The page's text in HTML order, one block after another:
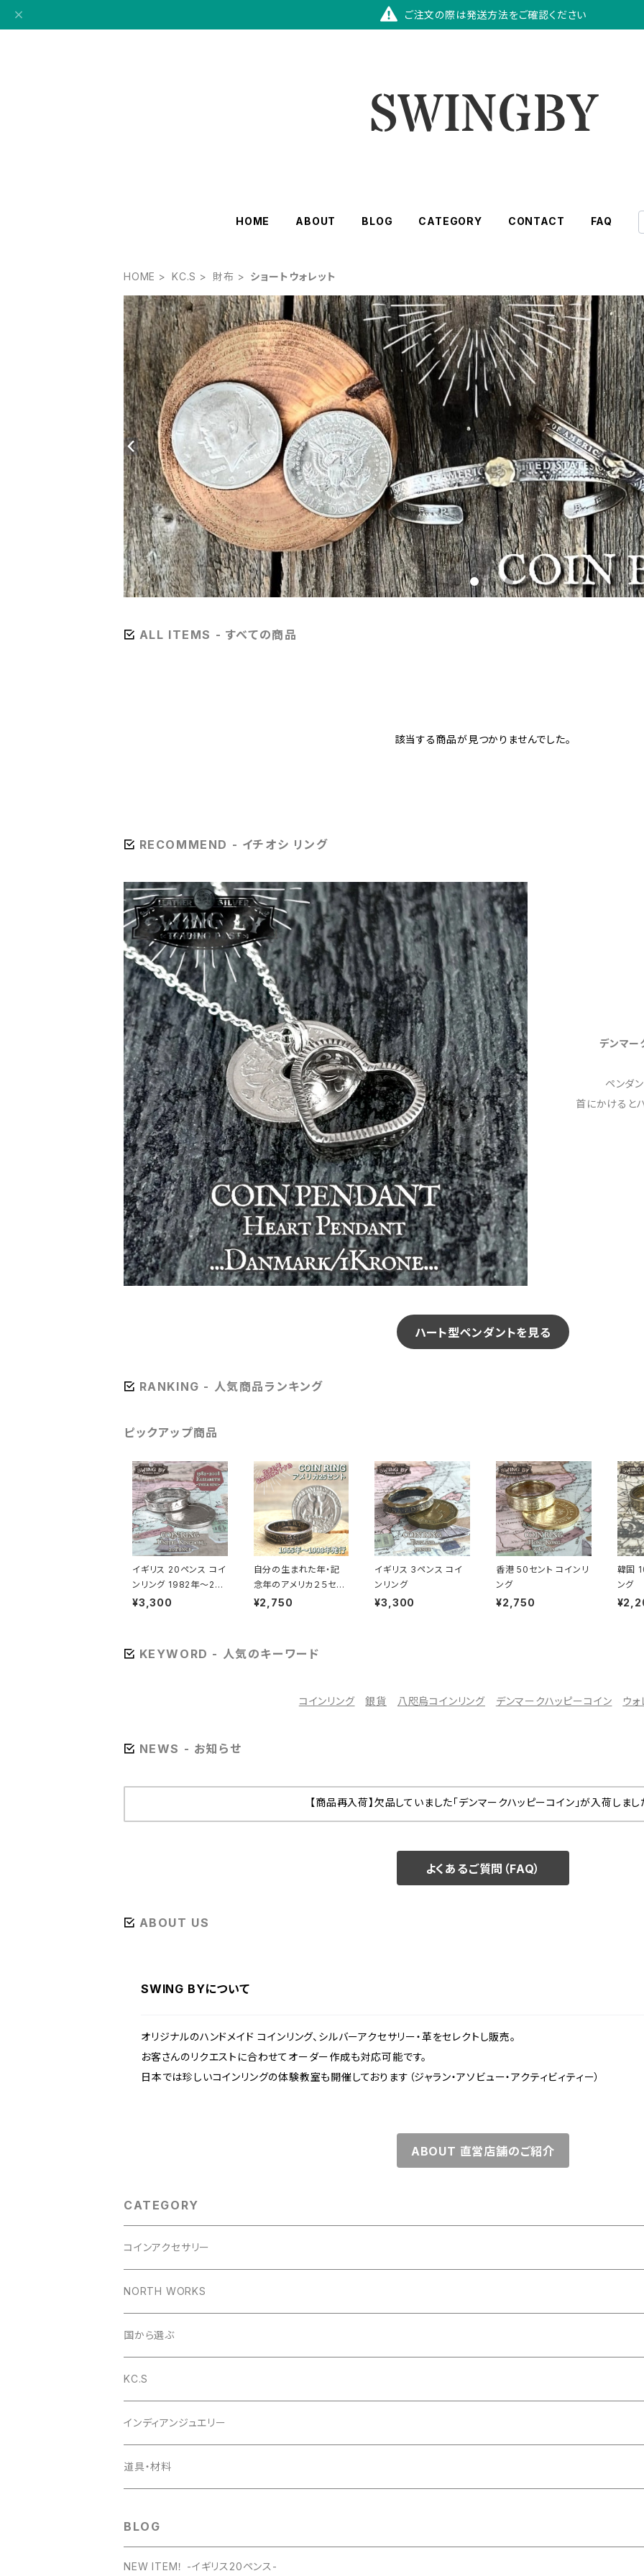
ご注文の際は発送方法をご確認ください
HOME ABOUT BLOG CATEGORY CONTACT FAQ
HOME KC.S 財布 ショートウォレット
ALL ITEMS - すべての商品
該当する商品が見つかりませんでした。
RECOMMEND - イチオシ リング
デンマー
ペンダ
首にかけると
ハート型ペンダントを見る
RANKING - 人気商品ランキング
ピックアップ商品
イギリス 20ペンス コイ
ンリング 1982年～200
8年/エリザベス面（リン
¥3,300
自分の生まれた年・記
念年のアメリカ２５セン
トで指輪をお作りします
¥2,750
イギリス 3ペンス コイ
ンリング
¥3,300
香港 50セント コインリ
ング
¥2,750
韓国
ング
KEYWORD - 人気のキーワード
コインリング 銀貨 八咫烏コインリング デンマークハッピーコイン ウォ
NEWS - お知らせ
【商品再入荷】欠品していました「デンマークハッピーコイン」が入荷しまし
よくあるご質問（FAQ）
ABOUT US
SWING BYについて
オリジナルのハンドメイド コインリング、シルバーアクセサリー・革をセレクトし販売。
お客さんのリクエストに合わせてオーダー作成も対応可能です。
日本では珍しいコインリングの体験教室も開催しております（ジャラン・アソビュー・アクティビィティー）
ABOUT 直営店舗のご紹介
CATEGORY
コインアクセサリー
コインリング
1953年
1954年
コインペンダント
1953年
1954年
コインバングル
1953年
1954年
コインガーディアンベル
コインの迷子札
NORTH WORKS
ペンダント
リング
バングル
ピアス
国から選ぶ
アメリカ
イギリス
デンマーク
KC.S
財布
ラウンドファスナー
ベーシックロングウォレット
小銭入れ
インディアンジュエリー
ペンダント
道具・材料
BLOG
NEW ITEM！ -イギリス20ペンス-